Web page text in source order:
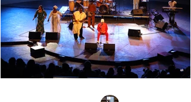
وعازفاً من الصين وعازفي قيثار من فرنسا.
من خلال النغمات التي تأخذ بعداً وتوزيعاً
في بعض ردهات العرض وقد أبدع في هذه
النغما